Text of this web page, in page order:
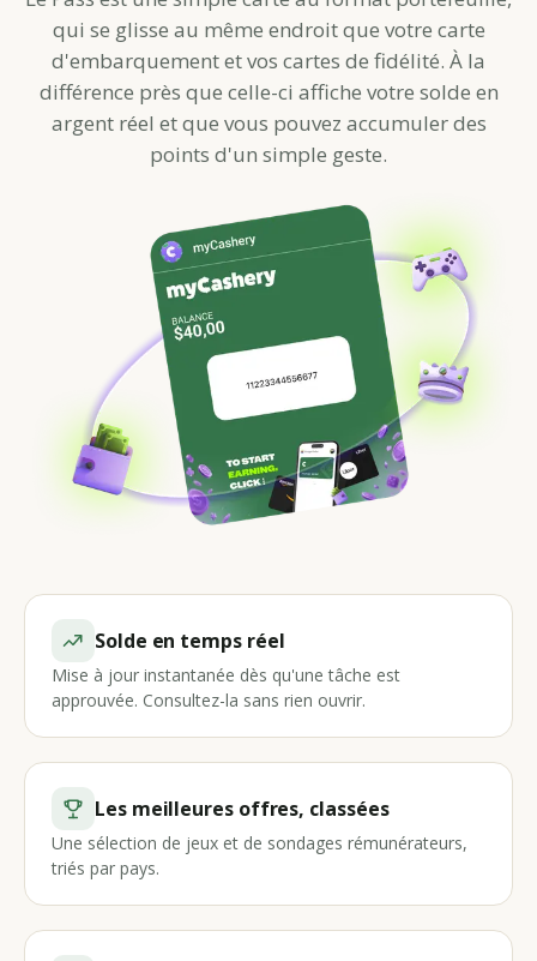
qui se glisse au même endroit que votre carte
d'embarquement et vos cartes de fidélité. À la
différence près que celle-ci affiche votre solde en
argent réel et que vous pouvez accumuler des
points d'un simple geste.
Solde en temps réel
Mise à jour instantanée dès qu'une tâche est
approuvée. Consultez-la sans rien ouvrir.
Les meilleures offres, classées
Une sélection de jeux et de sondages rémunérateurs,
triés par pays.